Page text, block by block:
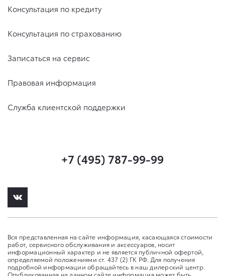
Консультация по кредиту
Консультация по страхованию
Записаться на сервис
Правовая информация
Служба клиентской поддержки
+7 (495) 787-99-99
Вся представленная на сайте информация, касающаяся стоимости
работ, сервисного обслуживания и аксессуаров, носит
информационный характер и не является публичной офертой,
определяемой положениями ст. 437 (2) ГК РФ. Для получения
подробной информации обращайтесь в наш дилерский центр.
Опубликованная на данном сайте информация может быть